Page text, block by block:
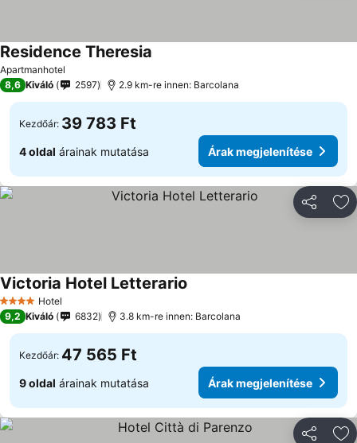
Apartmanhotel
Residence Theresia
8,6 Kiváló 2597 2.9 km-re innen: Barcolana
Kezdőár: 39 783 Ft
4 oldal árainak mutatása Árak megjelenítése
4 KategóriaHotel
Victoria Hotel Letterario
9,2 Kiváló 6832 3.8 km-re innen: Barcolana
Kezdőár: 47 565 Ft
9 oldal árainak mutatása Árak megjelenítése